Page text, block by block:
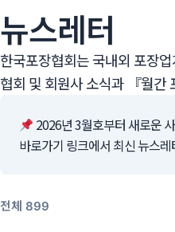
뉴스레터
한국포장협회는 국내외 포장
협회 및 회원사 소식과 『월간
2026년 3월호부터 새로운
바로가기 링크에서 최신 뉴스
전체 899